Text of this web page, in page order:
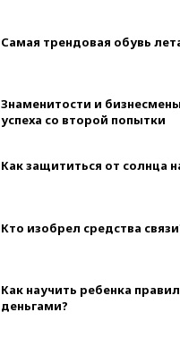
Самая трендовая обувь
Знаменитости и
успеха со второй попытки
Как защититься от солнца
Кто изобрел средства
Как научить ребенка
деньгами?